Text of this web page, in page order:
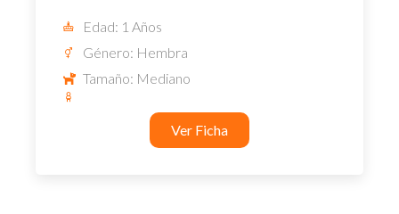
Edad: 1 Años
Género: Hembra
Tamaño: Mediano
Ver Ficha